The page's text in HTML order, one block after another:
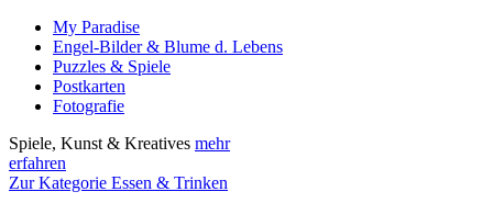
My Paradise
Engel-Bilder & Blume d. Lebens
Puzzles & Spiele
Postkarten
Fotografie
Spiele, Kunst & Kreatives mehr
erfahren
Zur Kategorie Essen & Trinken